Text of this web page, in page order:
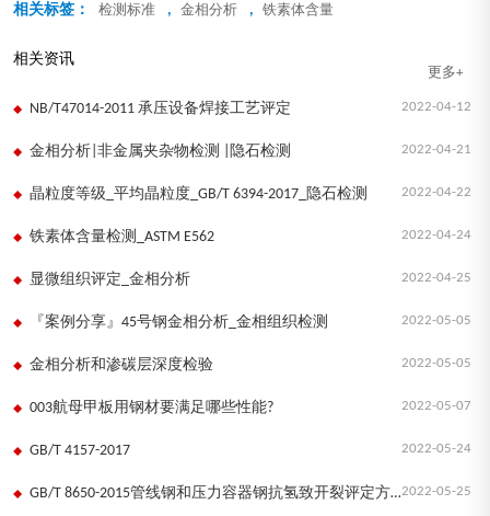
相关标签： 检测标准 , 金相分析 , 铁素体含量
相关资讯
更多+
2022-04-12
NB/T47014-2011 承压设备焊接工艺评定
2022-04-21
金相分析|非金属夹杂物检测 |隐石检测
2022-04-22
晶粒度等级_平均晶粒度_GB/T 6394-2017_隐石检测
2022-04-24
铁素体含量检测_ASTM E562
2022-04-25
显微组织评定_金相分析
2022-05-05
『案例分享』45号钢金相分析_金相组织检测
2022-05-05
金相分析和渗碳层深度检验
2022-05-07
003航母甲板用钢材要满足哪些性能?
2022-05-24
GB/T 4157-2017
2022-05-25
GB/T 8650-2015管线钢和压力容器钢抗氢致开裂评定方法